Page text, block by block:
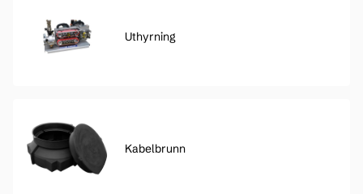
Uthyrning
Kabelbrunn